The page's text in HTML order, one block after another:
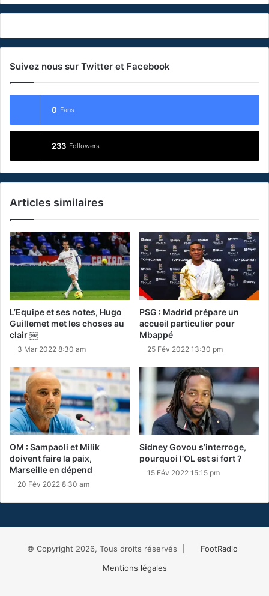
Suivez nous sur Twitter et Facebook
0 Fans
233 Followers
Articles similaires
L’Equipe et ses notes, Hugo
Guillemet met les choses au
clair ￼
3 Mar 2022 8:30 am
PSG : Madrid prépare un
accueil particulier pour
Mbappé
25 Fév 2022 13:30 pm
OM : Sampaoli et Milik
doivent faire la paix,
Marseille en dépend
20 Fév 2022 8:30 am
Sidney Govou s’interroge,
pourquoi l’OL est si fort ?
15 Fév 2022 15:15 pm
© Copyright 2026, Tous droits réservés |
FootRadio
Mentions légales